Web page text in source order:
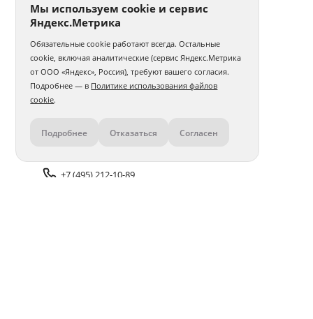
Контакты
+7 (495) 212-10-89
Мы используем cookie и сервис
Яндекс.Метрика
Обязательные cookie работают всегда. Остальные
cookie, включая аналитические (сервис Яндекс.Метрика
от ООО «Яндекс», Россия), требуют вашего согласия.
Подробнее — в Политике использования файлов
cookie.
Подробнее Отказаться Согласен